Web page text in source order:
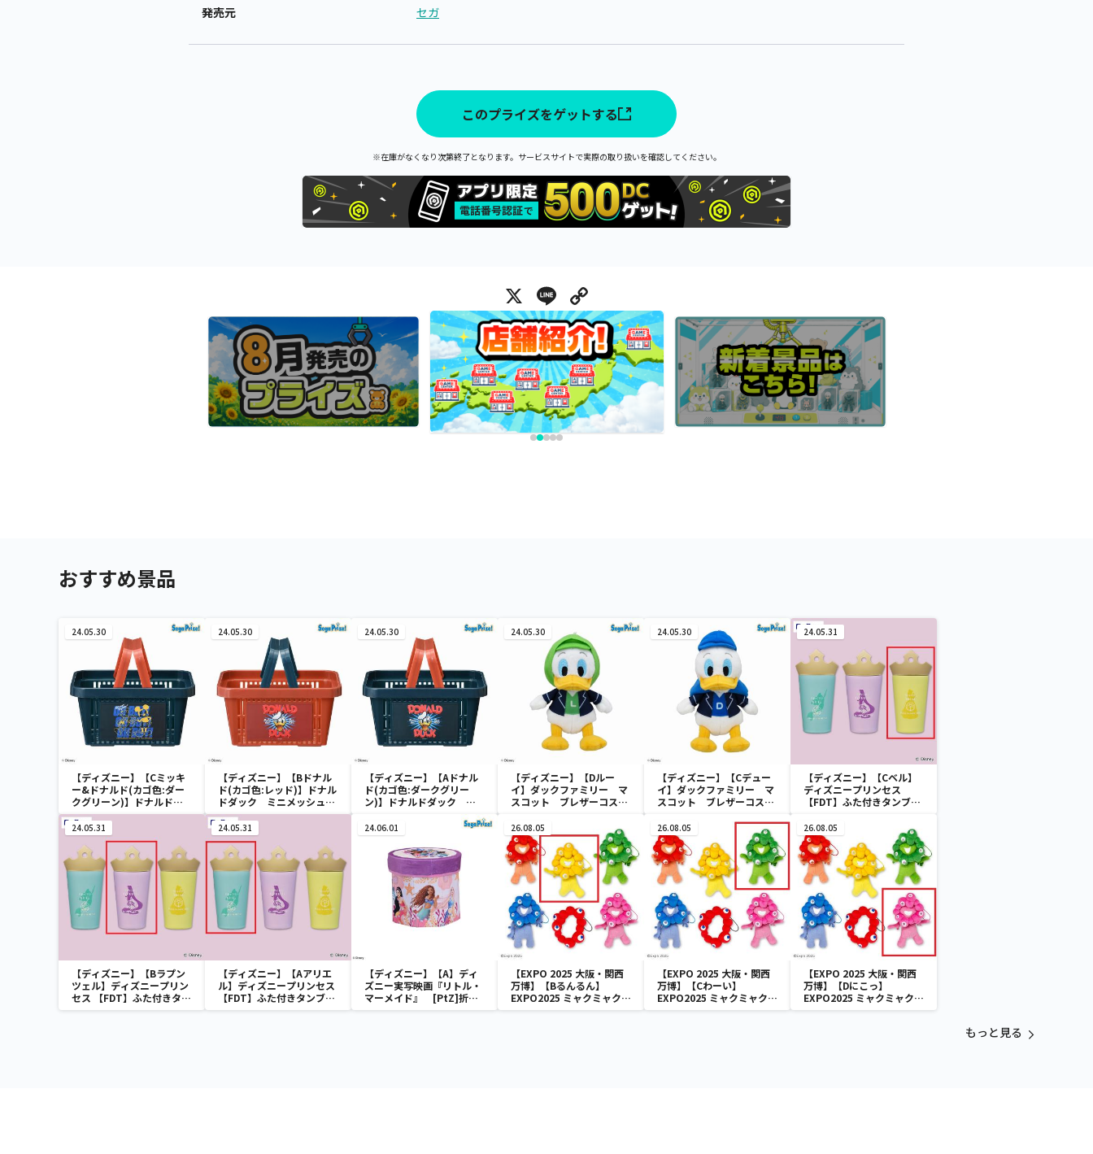
発売元 セガ
このプライズをゲットする
※在庫がなくなり次第終了となります。サービスサイトで実際の取り扱いを確認してください。
X Line
おすすめ景品
24.05.30
【ディズニー】【Cミッキ
ー&ドナルド(カゴ色:ダー
クグリーン)】ドナルドダ
ック ミニメッシュカゴ
24.05.30
【ディズニー】【Bドナル
ド(カゴ色:レッド)】ドナル
ドダック ミニメッシュカ
ゴ
24.05.30
【ディズニー】【Aドナル
ド(カゴ色:ダークグリー
ン)】ドナルドダック ミ
24.05.30
【ディズニー】【Dルー
イ】ダックファミリー マ
スコット ブレザーコスチ
24.05.30
【ディズニー】【Cデュー
イ】ダックファミリー マ
スコット ブレザーコスチ
24.05.31
【ディズニー】【Cベル】
ディズニープリンセス
【FDT】ふた付きタンブラ
24.05.31
【ディズニー】【Bラプン
ツェル】ディズニープリン
セス 【FDT】ふた付きタン
ブラー
24.05.31
【ディズニー】【Aアリエ
ル】ディズニープリンセス
【FDT】ふた付きタンブラ
ー
24.06.01
【ディズニー】【A】ディ
ズニー実写映画『リトル・
マーメイド』 [PtZ]折り
畳みボックスチェアー
26.08.05
【EXPO 2025 大阪・関西
万博】【Bるんるん】
EXPO2025 ミャクミャク
カラフルゴム紐付きぬいぐ
26.08.05
【EXPO 2025 大阪・関西
万博】【Cわーい】
EXPO2025 ミャクミャク
カラフルゴム紐付きぬいぐ
26.08.05
【EXPO 2025 大阪・関西
万博】【Dにこっ】
EXPO2025 ミャクミャク
カラフルゴム紐付きぬいぐ
もっと見る